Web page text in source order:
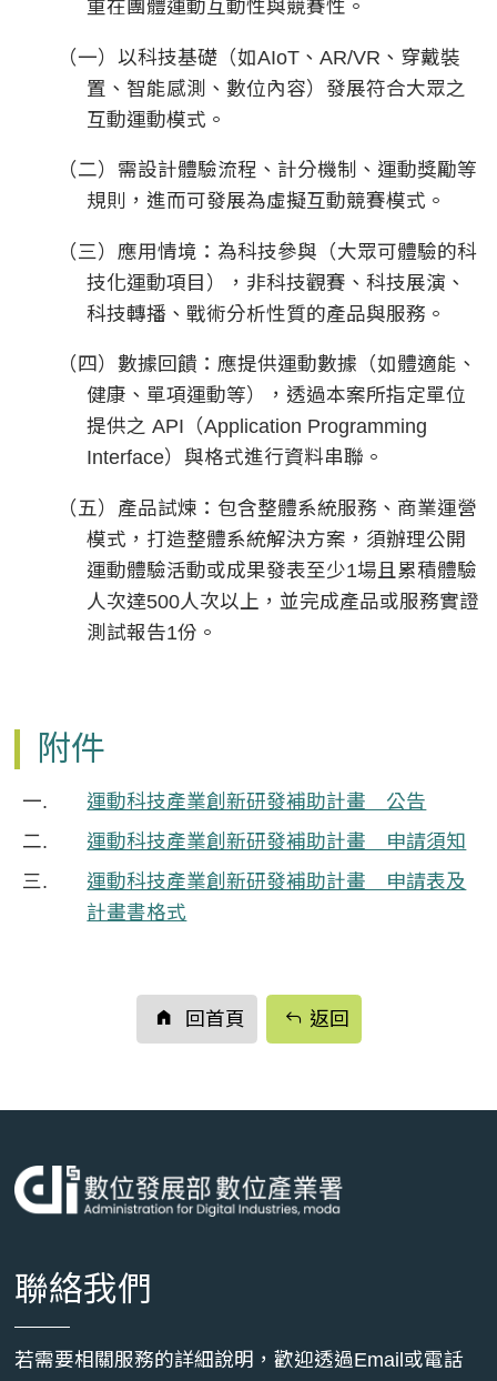
重在團體運動互動性與競賽性。
（一）以科技基礎（如AIoT、AR/VR、穿戴裝
置、智能感測、數位內容）發展符合大眾之
互動運動模式。
（二）需設計體驗流程、計分機制、運動獎勵等
規則，進而可發展為虛擬互動競賽模式。
（三）應用情境：為科技參與（大眾可體驗的科
技化運動項目），非科技觀賽、科技展演、
科技轉播、戰術分析性質的產品與服務。
（四）數據回饋：應提供運動數據（如體適能、
健康、單項運動等），透過本案所指定單位
提供之 API（Application Programming
Interface）與格式進行資料串聯。
（五）產品試煉：包含整體系統服務、商業運營
模式，打造整體系統解決方案，須辦理公開
運動體驗活動或成果發表至少1場且累積體驗
人次達500人次以上，並完成產品或服務實證
測試報告1份。
附件
運動科技產業創新研發補助計畫＿公告
運動科技產業創新研發補助計畫＿申請須知
運動科技產業創新研發補助計畫＿申請表及
計畫書格式
回首頁 返回
聯絡我們
若需要相關服務的詳細說明，歡迎透過Email或電話